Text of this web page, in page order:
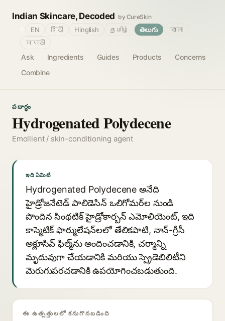
Indian Skincare, Decoded by CureSkin
Ask Ingredients Guides Products
Concerns
Combine
EN हिंदी Hinglish தமிழ் తెలుగు
বাংলা
मराठी
పదార్థం
Hydrogenated Polydecene
Emollient / skin-conditioning agent
ఇది ఏమిటి
Hydrogenated Polydecene అనేది
హైడ్రోజనేటెడ్ పాలిడెసిన్ ఒలిగోమర్‌ల నుండి
పొందిన సింథటిక్ హైడ్రోకార్బన్ ఎమోలియెంట్, ఇది
కాస్మెటిక్ ఫార్ములేషన్‌లలో తేలికపాటి, నాన్-గ్రీసీ
అక్లూసివ్ ఫిల్మ్‌ను అందించడానికి, చర్మాన్ని
మృదువుగా చేయడానికి మరియు స్ప్రెడెబిలిటీని
మెరుగుపరచడానికి ఉపయోగించబడుతుంది.
ఈ ఉత్పత్తులలో కనుగొనబడింది